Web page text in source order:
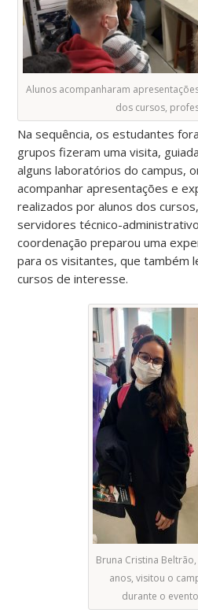
Alunos acompanharam
dos cursos,
Na sequência, os estudantes
grupos fizeram uma visita,
alguns laboratórios do campus,
acompanhar apresentações e
realizados por alunos dos
servidores técnico-
coordenação preparou uma
para os visitantes, que também
cursos de interesse.
Bruna Cristina
anos, visitou o
durante o evento